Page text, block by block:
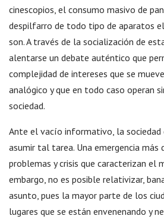
cinescopios, el consumo masivo de
despilfarro de todo tipo de aparatos
son. A través de la socialización de
alentarse un debate auténtico que
complejidad de intereses que se
analógico y que en todo caso operan
sociedad.
Ante el vacío informativo, la sociedad
asumir tal tarea. Una emergencia más
problemas y crisis que caracterizan el
embargo, no es posible relativizar,
asunto, pues la mayor parte de los
lugares que se están envenenando y